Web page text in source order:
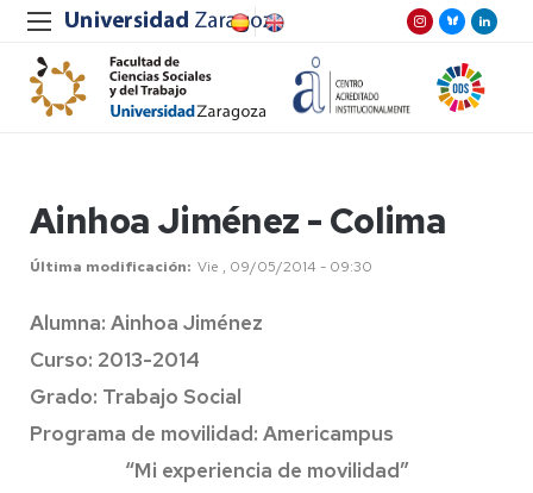
Ainhoa Jiménez - Colima
Última modificación Vie , 09/05/2014 - 09:30
Alumna: Ainhoa Jiménez
Curso: 2013-2014
Grado: Trabajo Social
Programa de movilidad: Americampus
“Mi experiencia de movilidad”